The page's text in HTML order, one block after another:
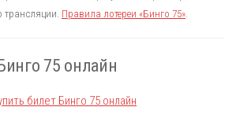
трансляции. Правила лотереи «Бинго 75».
75 онлайн